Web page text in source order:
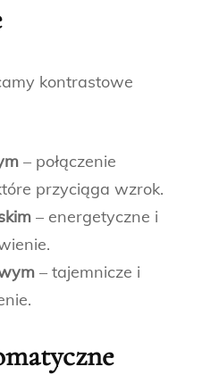
kontrastowe
– połączenie
przyciąga wzrok.
– energetyczne i
– tajemnicze i